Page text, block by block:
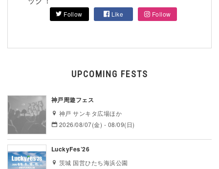
Follow Like Follow
UPCOMING FESTS
神戸周遊フェス
神戸 サンキタ広場ほか
2026/08/07(金) - 08/09(日)
LuckyFes’26
茨城 国営ひたち海浜公園